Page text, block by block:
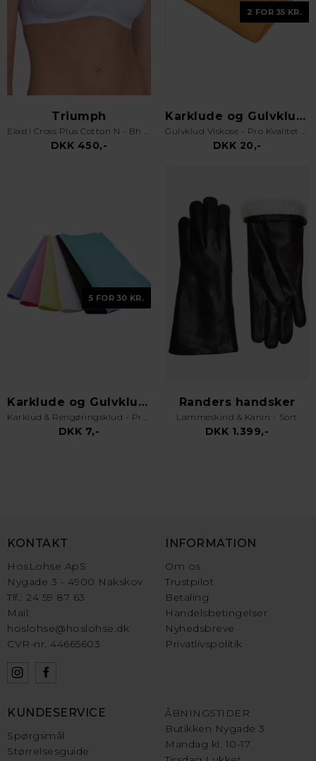
Triumph
Elasti Cross Plus Cotton N - Bh uden bøjle - Hvid
DKK 450,-
2 FOR 35 KR.
Karklude og Gulvklude
Gulvklud Viskose - Pro Kvalitet - Orange
DKK 20,-
5 FOR 30 KR.
Karklude og Gulvklude
Karklud & Rengøringsklud - Pro Kvalitet - Valgfri Farve
DKK 7,-
Randers handsker
Lammeskind & Kanin - Sort
DKK 1.399,-
KONTAKT
HosLohse ApS
Nygade 3 - 4900 Nakskov
Tlf.: 24 59 87 63
Mail:
hoslohse@hoslohse.dk
CVR-nr. 44665603
INFORMATION
Om os
Trustpilot
Betaling
Handelsbetingelser
Nyhedsbreve
Privatlivspolitik
KUNDESERVICE
Spørgsmål
Størrelsesguide
ÅBNINGSTIDER
Butikken Nygade 3
Mandag kl. 10-17